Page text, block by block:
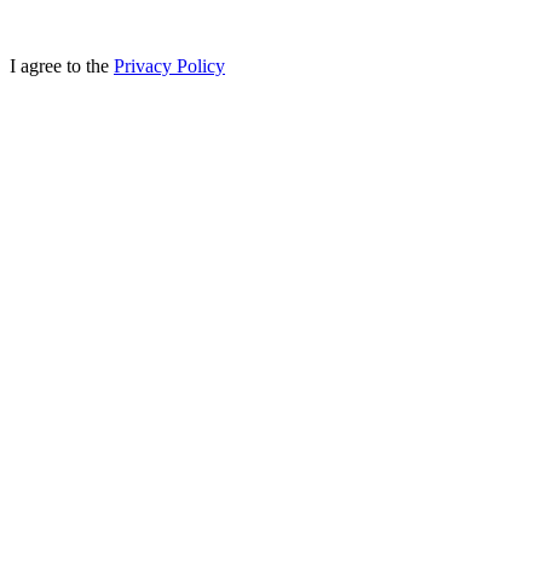
I agree to the Privacy Policy